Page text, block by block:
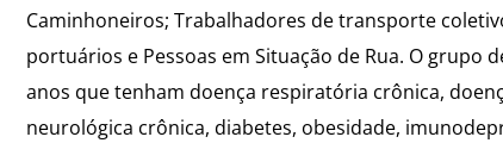
Caminhoneiros; Trabalhadores de transporte
portuários e Pessoas em Situação de Rua. O grupo
anos que tenham doença respiratória crônica,
neurológica crônica, diabetes, obesidade,